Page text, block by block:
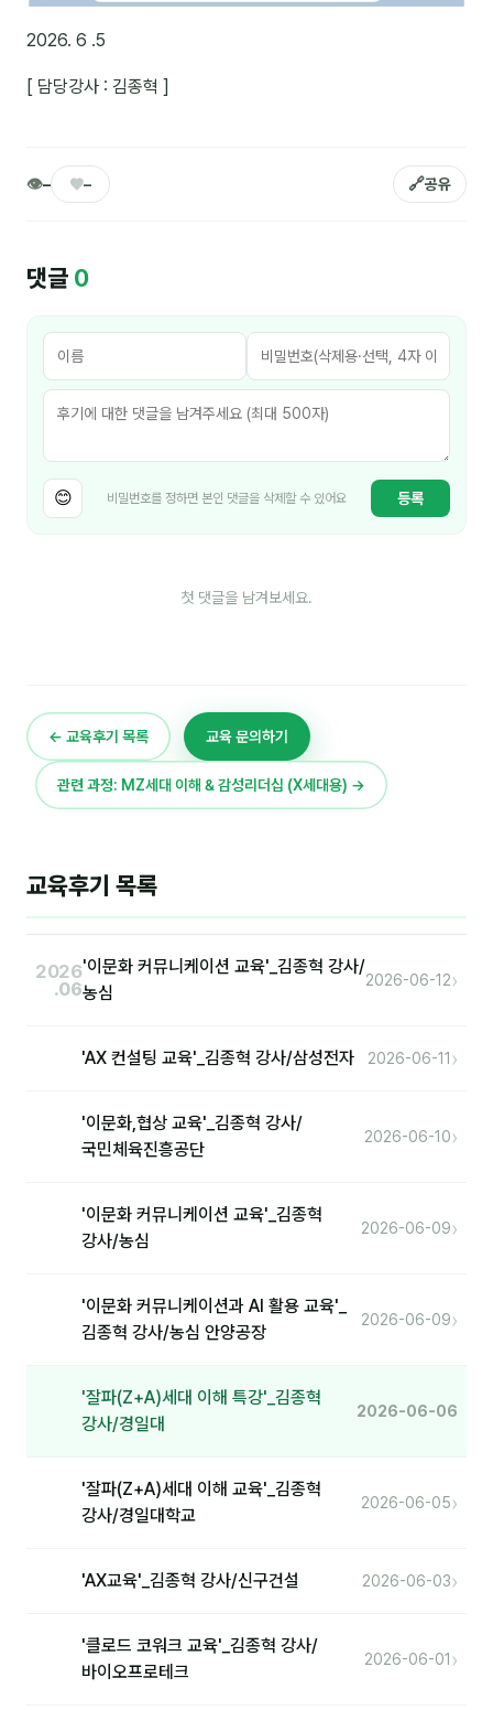
분석
마케팅
B2B 영업도구
지식
용어사전
트렌드 리포트
커뮤니티
등급 · 포인트
문의
자주 묻는 질문
2026. 6 .5
[ 담당강사 : 김종혁 ]
👁– ♥– 🔗공유
댓글 0
😊 비밀번호를 정하면 본인 댓글을 삭제할 수 있어요 등록
첫 댓글을 남겨보세요.
← 교육후기 목록 교육 문의하기
관련 과정: MZ세대 이해 & 감성리더십 (X세대용) →
교육후기 목록
2026
.06
'이문화 커뮤니케이션 교육'_김종혁 강사/
농심
2026-06-12›
'AX 컨설팅 교육'_김종혁 강사/삼성전자 2026-06-11 ›
'이문화,협상 교육'_김종혁 강사/
국민체육진흥공단
2026-06-10›
'이문화 커뮤니케이션 교육'_김종혁
강사/농심
2026-06-09›
'이문화 커뮤니케이션과 AI 활용 교육'_
김종혁 강사/농심 안양공장
2026-06-09›
'잘파(Z+A)세대 이해 특강'_김종혁
강사/경일대
2026-06-06
'잘파(Z+A)세대 이해 교육'_김종혁
강사/경일대학교
2026-06-05›
'AX교육'_김종혁 강사/신구건설 2026-06-03›
'클로드 코워크 교육'_김종혁 강사/
바이오프로테크
2026-06-01 ›